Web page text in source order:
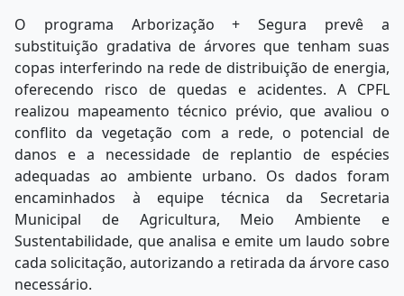
O programa Arborização + Segura prevê a
substituição gradativa de árvores que tenham suas
copas interferindo na rede de distribuição de energia,
oferecendo risco de quedas e acidentes. A CPFL
realizou mapeamento técnico prévio, que avaliou o
conflito da vegetação com a rede, o potencial de
danos e a necessidade de replantio de espécies
adequadas ao ambiente urbano. Os dados foram
encaminhados à equipe técnica da Secretaria
Municipal de Agricultura, Meio Ambiente e
Sustentabilidade, que analisa e emite um laudo sobre
cada solicitação, autorizando a retirada da árvore caso
necessário.